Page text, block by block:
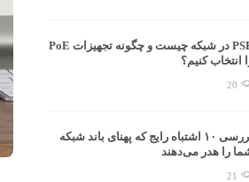
PSE در شبکه چیست و چگونه تجهیزات PoE
انتخاب کنیم؟
20
بررسی ۱۰ اشتباه رایج که پهنای باند شبکه
را هدر می‌دهند
21